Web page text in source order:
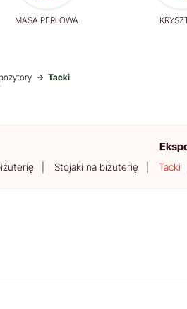
MASA PERŁOWA
Tacki
Stojaki na biżuterię Tacki